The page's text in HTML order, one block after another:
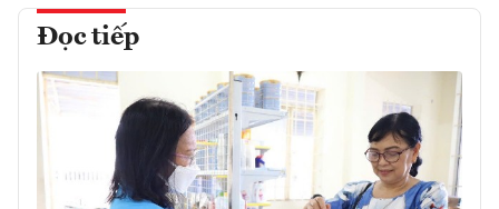
Đọc tiếp